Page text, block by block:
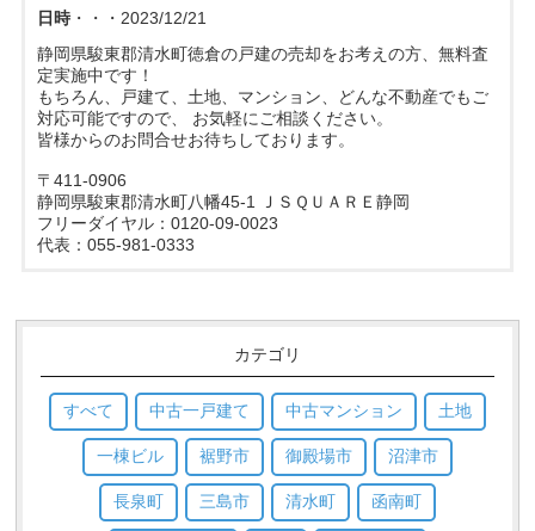
日時・・・2023/12/21
静岡県駿東郡清水町徳倉の戸建の売却をお考えの方、無料査
定実施中です！
もちろん、戸建て、土地、マンション、どんな不動産でもご
対応可能ですので、 お気軽にご相談ください。
皆様からのお問合せお待ちしております。
〒411-0906
静岡県駿東郡清水町八幡45-1 ＪＳＱＵＡＲＥ静岡
フリーダイヤル：0120-09-0023
代表：055-981-0333
カテゴリ
すべて 中古一戸建て 中古マンション 土地
一棟ビル 裾野市 御殿場市 沼津市
長泉町 三島市 清水町 函南町